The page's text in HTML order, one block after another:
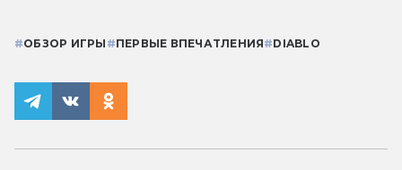
#ОБЗОР ИГРЫ #ПЕРВЫЕ ВПЕЧАТЛЕНИЯ#DIABLO